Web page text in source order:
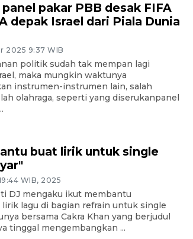
pakar PBB desak FIFA
depak Israel dari Piala Dunia
2025 9:37 WIB
politik sudah tak mempan lagi
maka mungkin waktunya
instrumen-instrumen lain, salah
olahraga, seperti yang diserukanpanel
buat lirik untuk single
WIB, 2025
DJ mengaku ikut membantu
lagu di bagian refrain untuk single
bersama Cakra Khan yang berjudul
tinggal mengembangkan ...